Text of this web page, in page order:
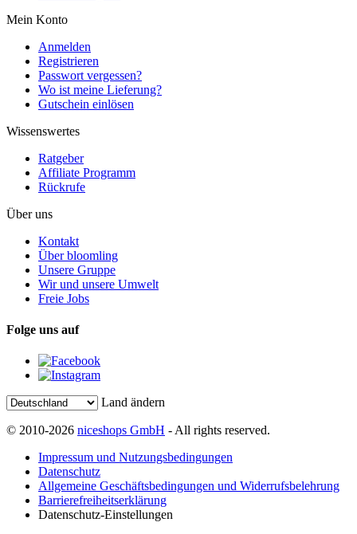
Mein Konto
Anmelden
Registrieren
Passwort vergessen?
Wo ist meine Lieferung?
Gutschein einlösen
Wissenswertes
Ratgeber
Affiliate Programm
Rückrufe
Über uns
Kontakt
Über bloomling
Unsere Gruppe
Wir und unsere Umwelt
Freie Jobs
Folge uns auf
Land ändern
© 2010-2026 niceshops GmbH - All rights reserved.
Impressum und Nutzungsbedingungen
Datenschutz
Allgemeine Geschäftsbedingungen und Widerrufsbelehrung
Barrierefreiheitserklärung
Datenschutz-Einstellungen